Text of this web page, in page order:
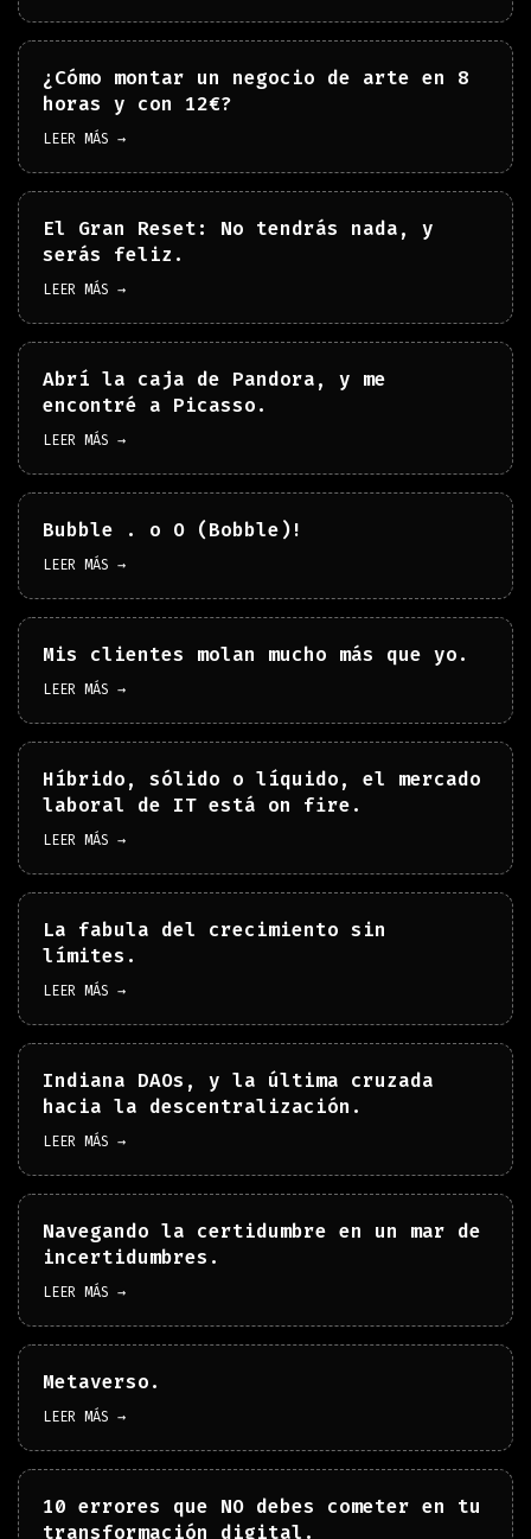
¿Cómo montar un negocio de arte en 8
horas y con 12€?
LEER MÁS →
El Gran Reset: No tendrás nada, y
serás feliz.
LEER MÁS →
Abrí la caja de Pandora, y me
encontré a Picasso.
LEER MÁS →
Bubble . o O (Bobble)!
LEER MÁS →
Mis clientes molan mucho más que yo.
LEER MÁS →
Híbrido, sólido o líquido, el mercado
laboral de IT está on fire.
LEER MÁS →
La fabula del crecimiento sin
límites.
LEER MÁS →
Indiana DAOs, y la última cruzada
hacia la descentralización.
LEER MÁS →
Navegando la certidumbre en un mar de
incertidumbres.
LEER MÁS →
Metaverso.
LEER MÁS →
10 errores que NO debes cometer en tu
transformación digital.